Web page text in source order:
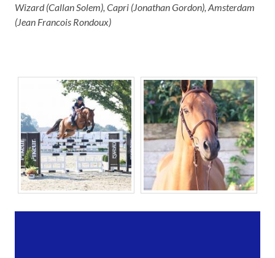
Wizard (Callan Solem), Capri (Jonathan Gordon), Amsterdam
(Jean Francois Rondoux)